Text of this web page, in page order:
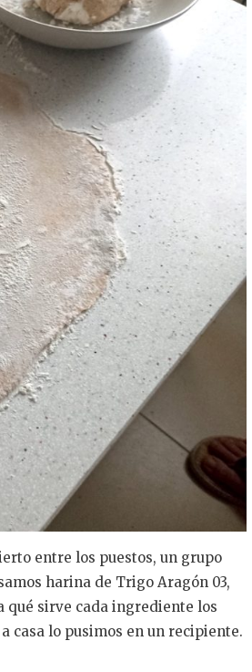
entre los puestos, un grupo
harina de Trigo Aragón 03,
qué sirve cada ingrediente los
casa lo pusimos en un recipiente.